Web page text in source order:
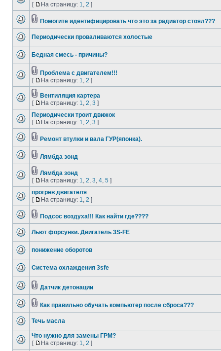
[
На страницу: 1, 2 ]
Помогите идентифицировать что это за радиатор стоял???
Периодически проваливаются холостые
Бедная смесь - причины?
Проблема с двигателем!!!
[
На страницу: 1, 2 ]
Вентиляция картера
[
На страницу: 1, 2, 3 ]
Периодически троит движок
[
На страницу: 1, 2, 3 ]
Ремонт втулки и вала ГУР(японка).
Лямбда зонд
Лямбда зонд
[
На страницу: 1, 2, 3, 4, 5 ]
прогрев двигателя
[
На страницу: 1, 2 ]
Подсос воздуха!!! Как найти где????
Льют форсунки. Двигатель 3S-FE
понижение оборотов
Система охлаждения 3sfe
Датчик детонации
Как правильно обучать компьютер после сброса???
Течь масла
Что нужно для замены ГРМ?
[
На страницу: 1, 2 ]